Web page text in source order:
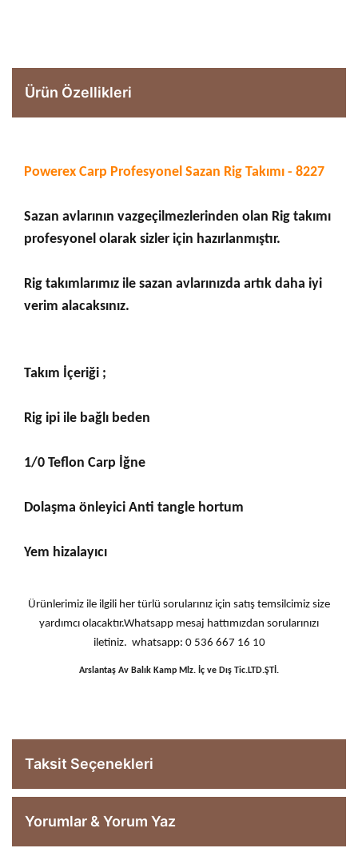
Ürün Özellikleri
Powerex Carp Profesyonel Sazan Rig Takımı - 8227
Sazan avlarının vazgeçilmezlerinden olan Rig takımı
profesyonel olarak sizler için hazırlanmıştır.
Rig takımlarımız ile sazan avlarınızda artık daha iyi
verim alacaksınız.
Takım İçeriği ;
Rig ipi ile bağlı beden
1/0 Teflon Carp İğne
Dolaşma önleyici Anti tangle hortum
Yem hizalayıcı
Ürünlerimiz ile ilgili her türlü sorularınız için satış temsilcimiz size
yardımcı olacaktır.Whatsapp mesaj hattımızdan sorularınızı
iletiniz. whatsapp: 0 536 667 16 10
Arslantaş Av Balık Kamp Mlz. İç ve Dış Tic.LTD.ŞTİ.
Taksit Seçenekleri
Yorumlar & Yorum Yaz